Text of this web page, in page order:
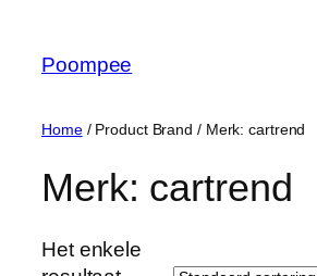
Poompee
Home/ Product Brand / Merk: cartrend
Merk: cartrend
Het enkele